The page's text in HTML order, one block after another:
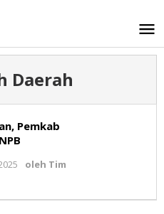
Daerah
Pemkab
oleh Tim